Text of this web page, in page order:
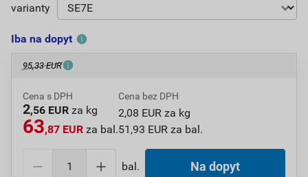
varianty
Iba na dopyt
95,33 EUR
Cena s DPH
2,56 EUR za kg
63,87 EUR za bal.
Cena bez DPH
2,08 EUR za kg
51,93 EUR za bal.
bal. Na dopyt